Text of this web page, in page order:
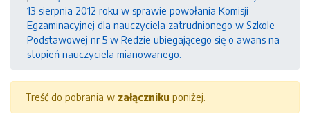
13 sierpnia 2012 roku w sprawie powołania Komisji
Egzaminacyjnej dla nauczyciela zatrudnionego w Szkole
Podstawowej nr 5 w Redzie ubiegającego się o awans na
stopień nauczyciela mianowanego.
Treść do pobrania w załączniku poniżej.